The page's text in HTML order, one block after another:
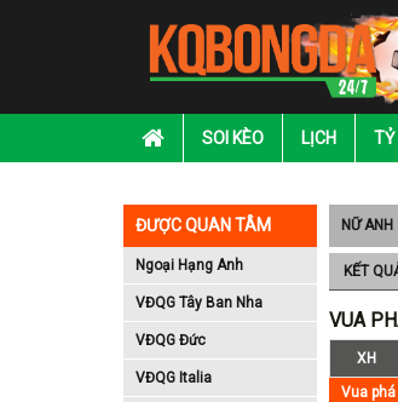
SOI KÈO LỊCH TỶ
ĐƯỢC QUAN TÂM
Ngoại Hạng Anh
VĐQG Tây Ban Nha
VĐQG Đức
VĐQG Italia
NỮ ANH
KẾT
VUA
XH
Vua